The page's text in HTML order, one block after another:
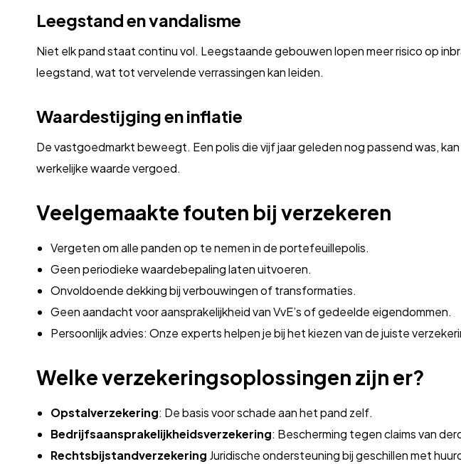
Leegstand en vandalisme
Niet elk pand staat continu vol. Leegstaande gebouwen lopen meer risico op
leegstand, wat tot vervelende verrassingen kan leiden.
Waardestijging en inflatie
De vastgoedmarkt beweegt. Een polis die vijf jaar geleden nog passend was,
werkelijke waarde vergoed.
Veelgemaakte fouten bij verzekeren
Vergeten om alle panden op te nemen in de portefeuillepolis.
Geen periodieke waardebepaling laten uitvoeren.
Onvoldoende dekking bij verbouwingen of transformaties.
Geen aandacht voor aansprakelijkheid van VvE’s of gedeelde eigendommen.
Persoonlijk advies: Onze experts helpen je bij het kiezen van de juiste
Welke verzekeringsoplossingen zijn er?
Opstalverzekering: De basis voor schade aan het pand zelf.
Bedrijfsaansprakelijkheidsverzekering: Bescherming tegen claims van
Rechtsbijstandverzekering Juridische ondersteuning bij geschillen met